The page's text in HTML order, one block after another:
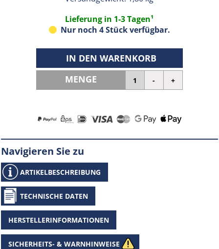
Lieferung in 1-3 Tagen¹
Nur noch 4 Stück verfügbar.
IN DEN WARENKORB
MENGE
Navigieren Sie zu
ARTIKELBESCHREIBUNG
TECHNISCHE DATEN
HERSTELLERINFORMATIONEN
SICHERHEITS- & WARNHINWEISE